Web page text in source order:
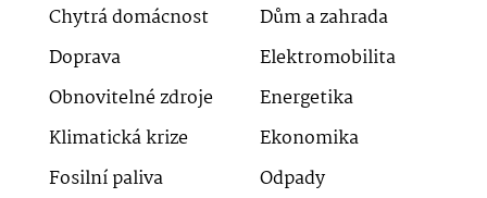
Chytrá domácnost
Dům a zahrada
Doprava
Elektromobilita
Obnovitelné zdroje
Energetika
Klimatická krize
Ekonomika
Fosilní paliva
Odpady